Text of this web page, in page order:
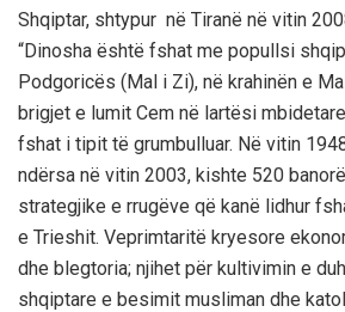
Shqiptar, shtypur nё Tiranё nё vitin
“Dinosha ёshtё fshat me popullsi
Podgoricёs (Mal i Zi), nё krahinёn e
brigjet e lumit Cem nё lartёsi
fshat i tipit tё grumbulluar. Nё vitin
ndёrsa nё vitin 2003, kishte 520
strategjike e rrugёve qё kanё lidhur
e Trieshit. Veprimtaritё kryesore
dhe blegtoria; njihet pёr kultivimin e
shqiptare e besimit musliman dhe